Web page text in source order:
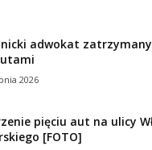
adwokat
2026
pięciu aut na ulicy
[FOTO]